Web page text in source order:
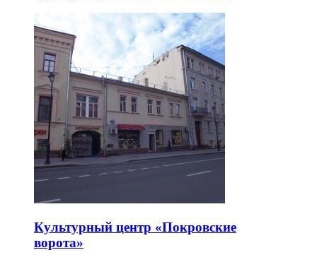
Культурный центр «Покровские
ворота»